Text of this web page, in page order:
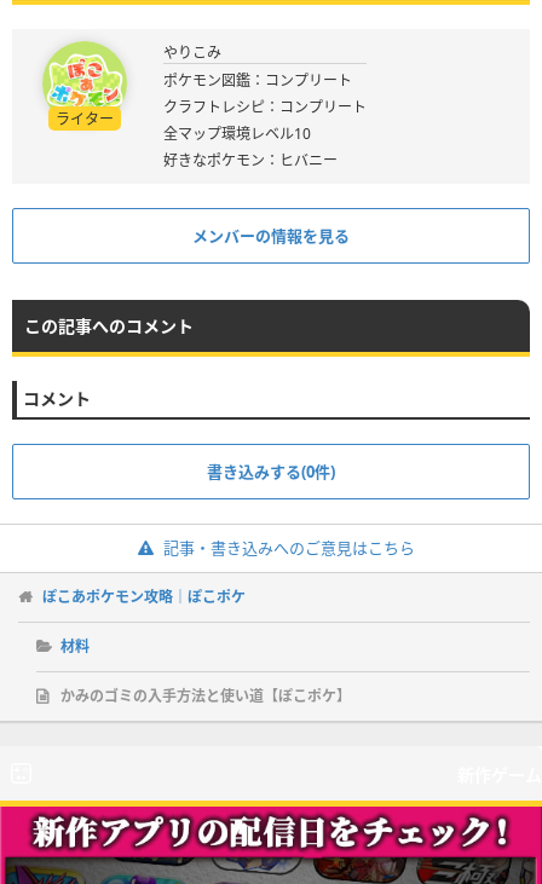
ライター
やりこみ
ポケモン図鑑：コンプリート
クラフトレシピ：コンプリート
全マップ環境レベル10
好きなポケモン：ヒバニー
メンバーの情報を見る
この記事へのコメント
コメント
書き込みする(0件)
記事・書き込みへのご意見はこちら
ぽこあポケモン攻略｜ぽこポケ
材料
かみのゴミの入手方法と使い道【ぽこポケ】